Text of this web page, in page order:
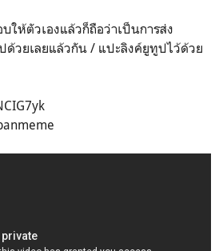
ให้ตัวเองแล้วก็ถือว่าเป็นการส่ง
ด้วยเลยแล้วกัน / แปะลิงค์ยูทูปไว้ด้วย